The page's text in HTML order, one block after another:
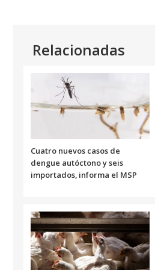
Relacionadas
Cuatro nuevos casos de
dengue autóctono y seis
importados, informa el MSP